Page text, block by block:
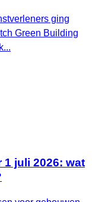
ging
Green Building
1 juli 2026: wat